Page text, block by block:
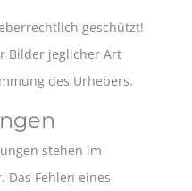
geschützt!
Bilder jeglicher Art
des Urhebers.
stehen im
Das Fehlen eines